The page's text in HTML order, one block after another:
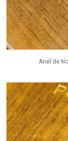
Anel de